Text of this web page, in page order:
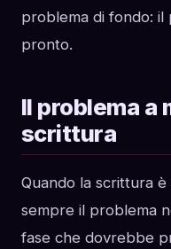
problema di fondo: il
pronto.
Il problema a
scrittura
Quando la scrittura
sempre il problema
fase che dovrebbe